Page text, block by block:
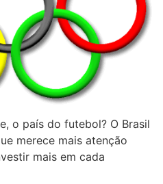
o país do futebol? O Brasil
merece mais atenção
mais em cada